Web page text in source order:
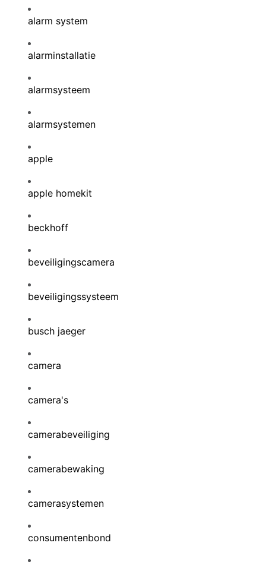
alarm system
alarminstallatie
alarmsysteem
alarmsystemen
apple
apple homekit
beckhoff
beveiligingscamera
beveiligingssysteem
busch jaeger
camera
camera's
camerabeveiliging
camerabewaking
camerasystemen
consumentenbond